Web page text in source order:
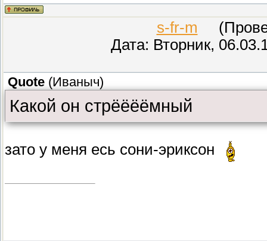
s-fr-m
Дата: Вторник,
Quote (Иваныч)
Какой он стрёёёёмный
зато у меня есь сони-эриксон